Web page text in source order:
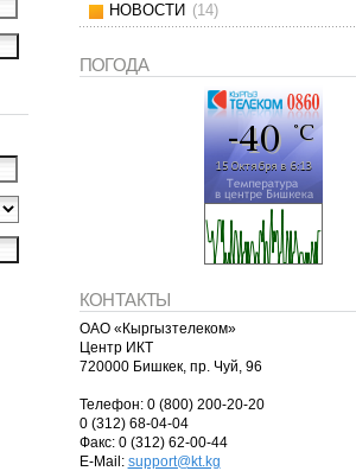
НОВОСТИ (14)
ПОГОДА
КОНТАКТЫ
ОАО «Кыргызтелеком»
Центр ИКТ
720000 Бишкек, пр. Чуй, 96
Телефон: 0 (800) 200-20-20
0 (312) 68-04-04
Факс: 0 (312) 62-00-44
E-Mail: support@kt.kg